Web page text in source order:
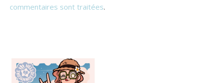
commentaires sont traitées.